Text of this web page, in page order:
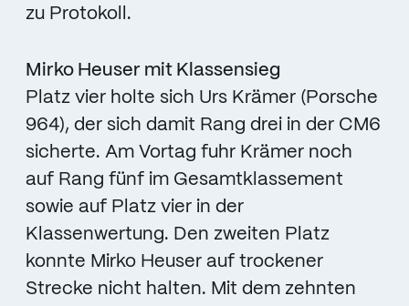
zu Protokoll.
Mirko Heuser mit Klassensieg
Platz vier holte sich Urs Krämer (Porsche
964), der sich damit Rang drei in der CM6
sicherte. Am Vortag fuhr Krämer noch
auf Rang fünf im Gesamtklassement
sowie auf Platz vier in der
Klassenwertung. Den zweiten Platz
konnte Mirko Heuser auf trockener
Strecke nicht halten. Mit dem zehnten